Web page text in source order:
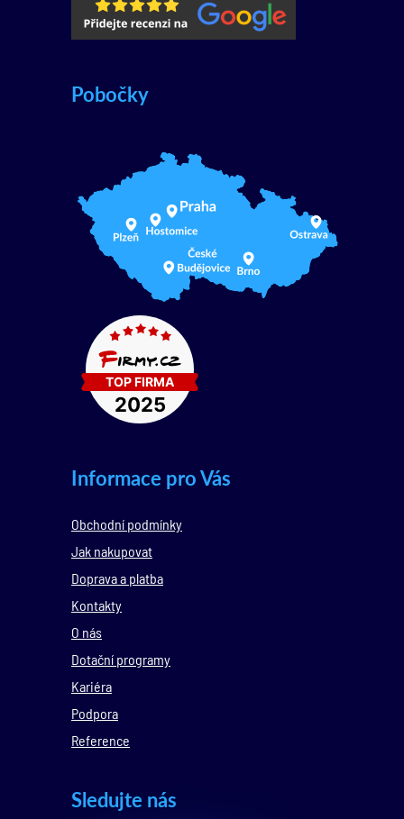
Pobočky
Informace pro Vás
Obchodní podmínky
Jak nakupovat
Doprava a platba
Kontakty
O nás
Dotační programy
Kariéra
Podpora
Reference
Sledujte nás